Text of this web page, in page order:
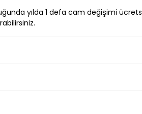
yılda 1 defa cam değişimi